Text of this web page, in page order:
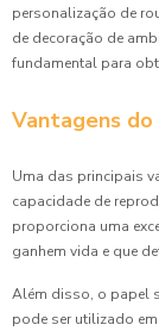
personalização de
de decoração de
fundamental para
Vantagens
Uma das principais
capacidade de
proporciona uma
ganhem vida e que
Além disso, o papel
pode ser utilizado